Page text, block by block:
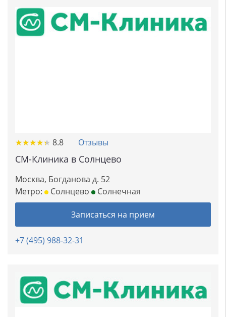
★★★★★
★★★★★ 8.8 Отзывы
СМ-Клиника в Солнцево
Москва, Богданова д. 52
Метро:
Солнцево Солнечная
Записаться на прием
+7 (495) 988-32-31